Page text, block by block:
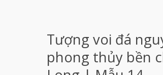
Tượng voi đá
phong thủy bền